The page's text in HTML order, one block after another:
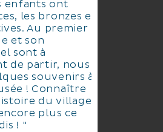
enfants ont
les bronzes et
Au premier
et son
sont à
de partir, nous
souvenirs à
! Connaître
du village
plus ce
! "